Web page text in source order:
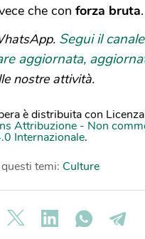
che con forza bruta.
Segui il
aggiornata,
nostre attività.
è distribuita con Licenza
Attribuzione - Non
Internazionale.
temi: Culture